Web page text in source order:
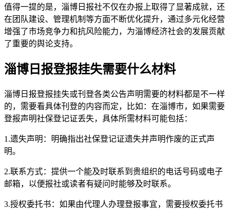
值得一提的是，淄博日报社不仅在办报上取得了显著成就，还
在团队建设、管理机制等方面不断优化提升，通过多元化经营
增强了市场竞争力和抗风险能力，为淄博经济社会的发展贡献
了重要的舆论支持。
淄博日报登报挂失需要什么材料
淄博日报登报挂失或刊登各类公告声明需要的材料都是不一样
的，需要看具体刊登的内容而定，比如：在淄博市，如果需要
登报声明社保登记证丢失，具体所需材料可能包括：
1.遗失声明：明确指出社保登记证遗失并声明作废的正式声
明。
2.联系方式：提供一个能及时联系到贵组织的电话号码或电子
邮箱，以便报社或读者有疑问时能够及时联系。
3.授权委托书：如果由代理人办理登报事宜，需要授权委托书